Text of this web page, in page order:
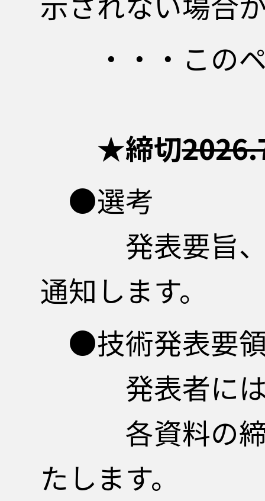
・・・このペ
★締切
●選考
発表要旨、テ
通知します。
●技術発表要
発表者には以
各資料の締切
たします。